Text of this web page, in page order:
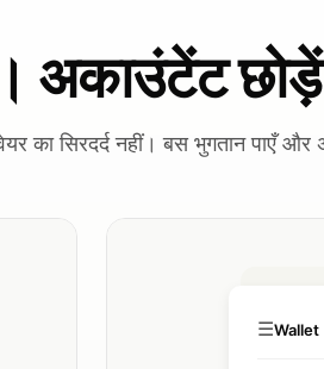
अकाउंटेंट
का सिरदर्द नहीं। बस भुगतान पाएँ
☰Wallet